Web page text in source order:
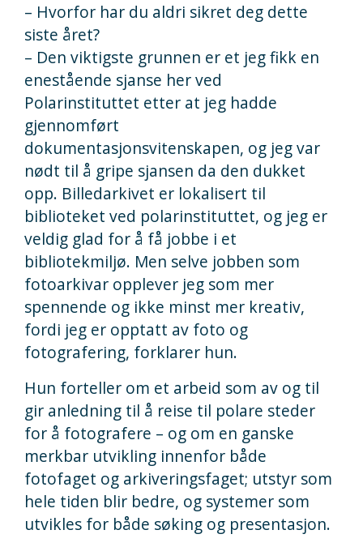
– Hvorfor har du aldri sikret deg dette
siste året?
– Den viktigste grunnen er et jeg fikk en
enestående sjanse her ved
Polarinstituttet etter at jeg hadde
gjennomført
dokumentasjonsvitenskapen, og jeg var
nødt til å gripe sjansen da den dukket
opp. Billedarkivet er lokalisert til
biblioteket ved polarinstituttet, og jeg er
veldig glad for å få jobbe i et
bibliotekmiljø. Men selve jobben som
fotoarkivar opplever jeg som mer
spennende og ikke minst mer kreativ,
fordi jeg er opptatt av foto og
fotografering, forklarer hun.
Hun forteller om et arbeid som av og til
gir anledning til å reise til polare steder
for å fotografere – og om en ganske
merkbar utvikling innenfor både
fotofaget og arkiveringsfaget; utstyr som
hele tiden blir bedre, og systemer som
utvikles for både søking og presentasjon.